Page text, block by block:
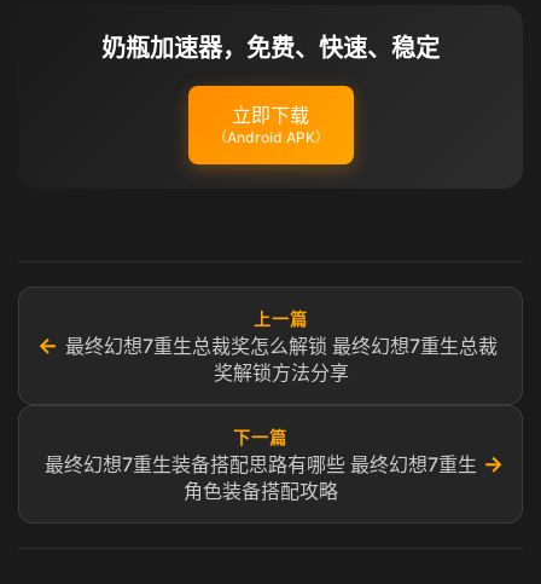
奶瓶加速器，免费、快速、稳定
立即下载
（Android APK）
←
上一篇
最终幻想7重生总裁奖怎么解锁 最终幻想7重生总裁
奖解锁方法分享
下一篇
最终幻想7重生装备搭配思路有哪些 最终幻想7重生
角色装备搭配攻略
→